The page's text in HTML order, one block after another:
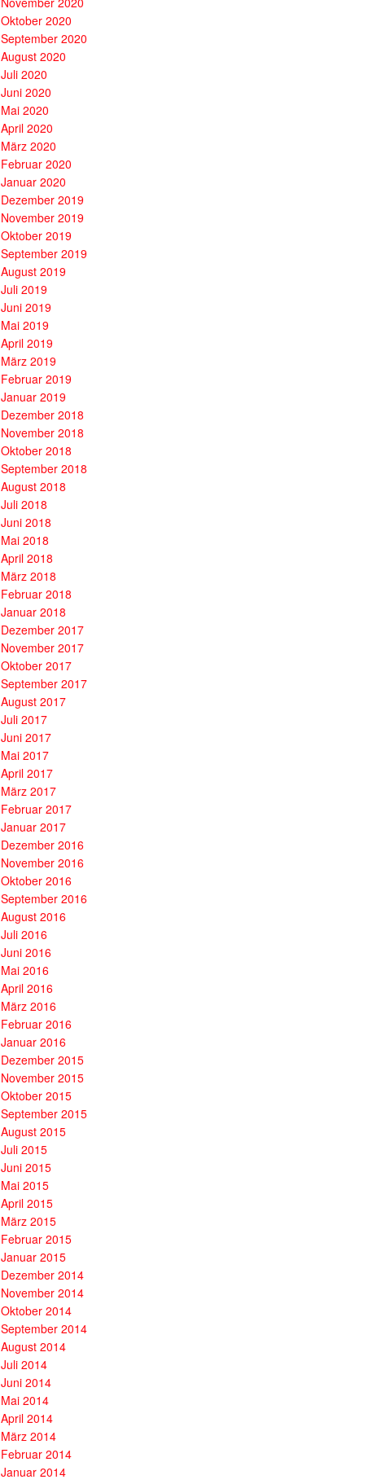
Oktober 2020
September 2020
August 2020
Juli 2020
Juni 2020
Mai 2020
April 2020
März 2020
Februar 2020
Januar 2020
Dezember 2019
November 2019
Oktober 2019
September 2019
August 2019
Juli 2019
Juni 2019
Mai 2019
April 2019
März 2019
Februar 2019
Januar 2019
Dezember 2018
November 2018
Oktober 2018
September 2018
August 2018
Juli 2018
Juni 2018
Mai 2018
April 2018
März 2018
Februar 2018
Januar 2018
Dezember 2017
November 2017
Oktober 2017
September 2017
August 2017
Juli 2017
Juni 2017
Mai 2017
April 2017
März 2017
Februar 2017
Januar 2017
Dezember 2016
November 2016
Oktober 2016
September 2016
August 2016
Juli 2016
Juni 2016
Mai 2016
April 2016
März 2016
Februar 2016
Januar 2016
Dezember 2015
November 2015
Oktober 2015
September 2015
August 2015
Juli 2015
Juni 2015
Mai 2015
April 2015
März 2015
Februar 2015
Januar 2015
Dezember 2014
November 2014
Oktober 2014
September 2014
August 2014
Juli 2014
Juni 2014
Mai 2014
April 2014
März 2014
Februar 2014
Januar 2014